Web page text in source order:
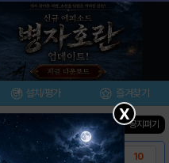
설치/평가 즐겨찾기
진행중인 이벤트0건 ▼ 공지펴기
10
X